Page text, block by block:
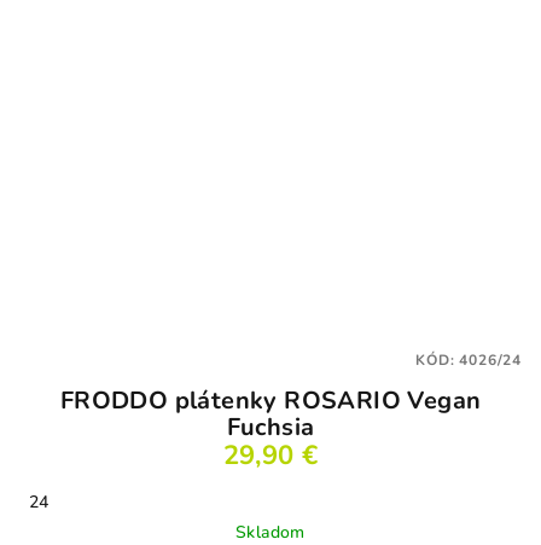
FRODDO plátenky ROSARIO Vegan
Fuchsia
29,90 €
24
Skladom
KÓD:4026/24